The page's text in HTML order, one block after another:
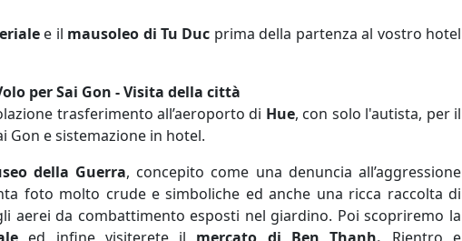
e il mausoleo di Tu Duc prima della partenza al vostro hotel
per Sai Gon - Visita della città
trasferimento all’aeroporto di Hue, con solo l'autista, per il
Gon e sistemazione in hotel.
della Guerra, concepito come una denuncia all’aggressione
foto molto crude e simboliche ed anche una ricca raccolta di
aerei da combattimento esposti nel giardino. Poi scopriremo la